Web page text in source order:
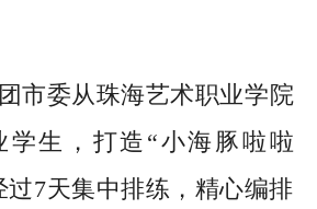
市委从珠海艺术职业学院
学生，打造“小海豚啦啦
过7天集中排练，精心编排